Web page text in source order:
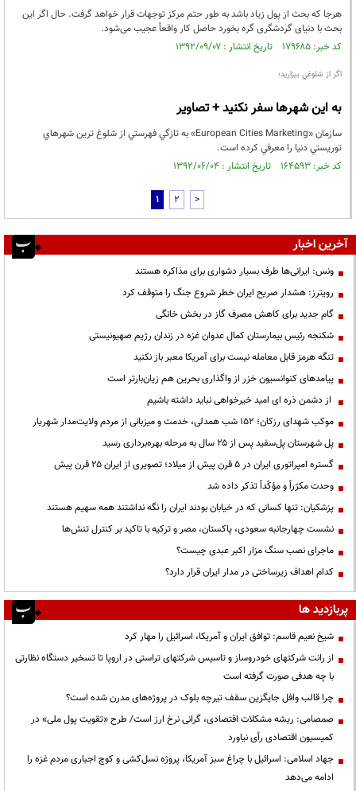
هرجا که بحث از پول زیاد باشد به طور حتم مرکز توجهات قرار خواهد گرفت. حال اگر این
بحث با دنیای گردشگری گره بخورد حاصل کار واقعاً عجیب می‌شود.
کد خبر: ۱۷۹۶۸۵ تاریخ انتشار : ۱۳۹۲/۰۹/۰۷
اگر از شلوغي بيزاريد؛
به اين شهرها سفر نكنيد + تصاوير
سازمان «European Cities Marketing» به تازگي فهرستي از شلوغ ترين شهرهاي
توريستي دنيا را معرفي كرده است.
کد خبر: ۱۶۴۵۹۳ تاریخ انتشار : ۱۳۹۲/۰۶/۰۴
1 2 >
آخرین اخبار
ونس: ایرانی‌ها طرف بسیار دشواری برای مذاکره هستند
رویترز: هشدار صریح ایران خطر شروع جنگ را متوقف کرد
گام جدید برای کاهش مصرف گاز در بخش خانگی
شکنجه رئیس بیمارستان کمال عدوان غزه در زندان رژیم صهیونیستی
تنگه هرمز قابل معامله نیست برای آمریکا معبر باز نکنید
پیامدهای کنوانسیون خزر از واگذاری بحرین هم زیان‌بارتر است
از دشمن ذره ای امید خیرخواهی نباید داشته باشیم
موکب شهدای رزکان؛ ۱۵۲ شب همدلی، خدمت و میزبانی از مردم ولایت‌مدار شهریار
پل شهرستان پل‌سفید پس از ۲۵ سال به مرحله بهره‌برداری رسید
گستره امپراتوری ایران در ۵ قرن پیش از میلاد؛ تصویری از ایران ۲۵ قرن پیش
وحدت مکرّراً و مؤکّداً تذکر داده شد
پزشکیان: تنها کسانی که در خیابان بودند ایران را نگه نداشتند همه سهیم هستند
نشست چهارجانبه سعودی، پاکستان، مصر و ترکیه با تاکید بر کنترل تنش‌ها
ماجرای نصب سنگ مزار اکبر عبدی چیست؟
کدام اهداف زیرساختی در مدار ایران قرار دارد؟
پربازدید ها
شیخ نعیم قاسم: توافق ایران و آمریکا، اسرائیل را مهار کرد
از رانت‌ شرکتهای خودروساز و تاسیس شرکتهای تراستی در اروپا تا تسخیر دستگاه نظارتی
با چه هدفی صورت گرفته است
چرا قالب وافل جایگزین سقف تیرچه بلوک در پروژه‌های مدرن شده است؟
صمصامی: ریشه مشکلات اقتصادی، گرانی نرخ ارز است/ طرح «تقویت پول ملی» در
کمیسیون اقتصادی رأی نیاورد
جهاد اسلامی: اسرائیل با چراغ سبز آمریکا، پروژه نسل‌کشی و کوچ اجباری مردم غزه را
ادامه می‌دهد